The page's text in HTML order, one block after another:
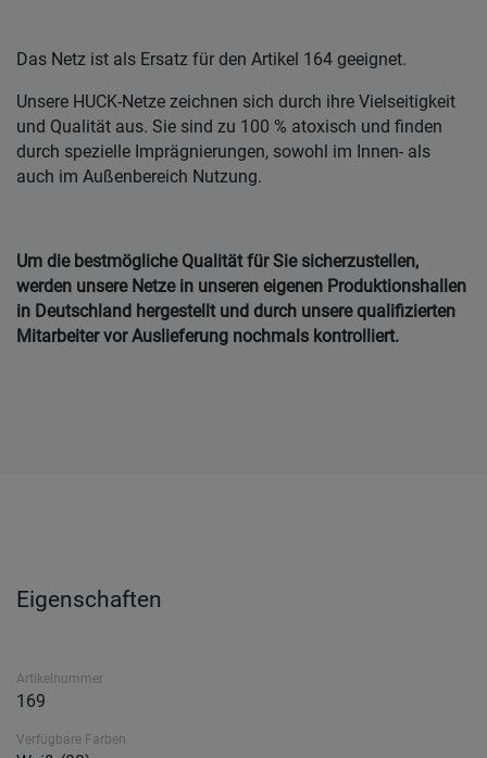
Das Netz ist als Ersatz für den Artikel 164 geeignet.
Unsere HUCK-Netze zeichnen sich durch ihre Vielseitigkeit
und Qualität aus. Sie sind zu 100 % atoxisch und finden
durch spezielle Imprägnierungen, sowohl im Innen- als
auch im Außenbereich Nutzung.
Um die bestmögliche Qualität für Sie sicherzustellen,
werden unsere Netze in unseren eigenen Produktionshallen
in Deutschland hergestellt und durch unsere qualifizierten
Mitarbeiter vor Auslieferung nochmals kontrolliert.
Eigenschaften
Artikelnummer
169
Verfügbare Farben